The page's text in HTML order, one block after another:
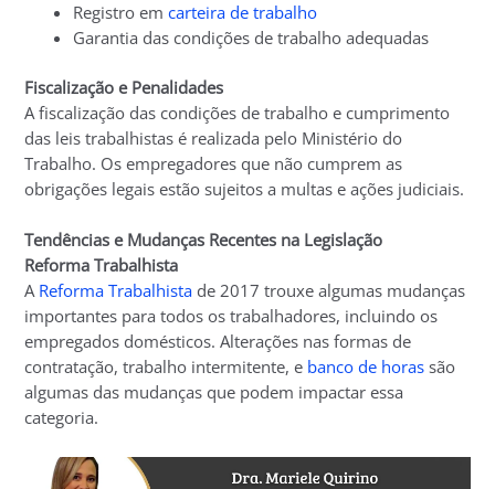
Registro emcarteira de trabalho
Garantia das condições de trabalho adequadas
Fiscalização e Penalidades
A fiscalização das condições de trabalho e cumprimento
das leis trabalhistas é realizada pelo Ministério do
Trabalho. Os empregadores que não cumprem as
obrigações legais estão sujeitos a multas e ações judiciais.
Tendências e Mudanças Recentes na Legislação
Reforma Trabalhista
A Reforma Trabalhista de 2017 trouxe algumas mudanças
importantes para todos os trabalhadores, incluindo os
empregados domésticos. Alterações nas formas de
contratação, trabalho intermitente, e banco de horas são
algumas das mudanças que podem impactar essa
categoria.